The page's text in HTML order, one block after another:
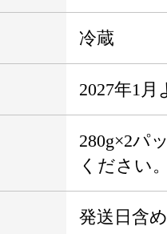
冷蔵
2027年1
280g×2パ
ください。
発送日含